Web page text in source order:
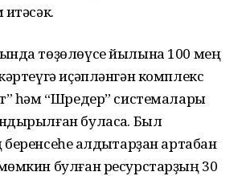
төҙөлөүсе йылына 100 мең
иҫәпләнгән комплекс
һәм “Шредер” системалары
буласаҡ. Был
ҡалдыҡтарҙан артабан
булған ресурстарҙың 30